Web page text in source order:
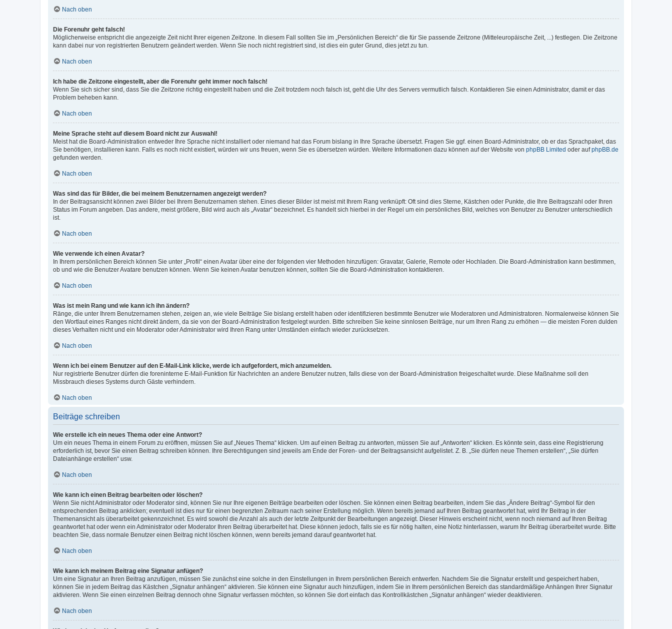
Nach oben
Die Forenuhr geht falsch!
Möglicherweise entspricht die angezeigte Zeit nicht Ihrer eigenen Zeitzone. In diesem Fall sollten Sie im „Persönlichen Bereich“ die für Sie passende Zeitzone (Mitteleuropäische Zeit, ...) festlegen. Die Zeitzone
kann dabei nur von registrierten Benutzern geändert werden. Wenn Sie noch nicht registriert sind, ist dies ein guter Grund, dies jetzt zu tun.
Nach oben
Ich habe die Zeitzone eingestellt, aber die Forenuhr geht immer noch falsch!
Wenn Sie sich sicher sind, dass Sie die Zeitzone richtig eingestellt haben und die Zeit trotzdem noch falsch ist, geht die Uhr des Servers vermutlich falsch. Kontaktieren Sie einen Administrator, damit er das
Problem beheben kann.
Nach oben
Meine Sprache steht auf diesem Board nicht zur Auswahl!
Meist hat die Board-Administration entweder Ihre Sprache nicht installiert oder niemand hat das Forum bislang in Ihre Sprache übersetzt. Fragen Sie ggf. einen Board-Administrator, ob er das Sprachpaket, das
Sie benötigen, installieren kann. Falls es noch nicht existiert, würden wir uns freuen, wenn Sie es übersetzen würden. Weitere Informationen dazu können auf der Website von phpBB Limited oder aufphpBB.de
gefunden werden.
Nach oben
Was sind das für Bilder, die bei meinem Benutzernamen angezeigt werden?
In der Beitragsansicht können zwei Bilder bei Ihrem Benutzernamen stehen. Eines dieser Bilder ist meist mit Ihrem Rang verknüpft: Oft sind dies Sterne, Kästchen oder Punkte, die Ihre Beitragszahl oder Ihren
Status im Forum angeben. Das andere, meist größere, Bild wird auch als „Avatar“ bezeichnet. Es handelt sich hierbei in der Regel um ein persönliches Bild, welches von Benutzer zu Benutzer unterschiedlich
ist.
Nach oben
Wie verwende ich einen Avatar?
In Ihrem persönlichen Bereich können Sie unter „Profil“ einen Avatar über eine der folgenden vier Methoden hinzufügen: Gravatar, Galerie, Remote oder Hochladen. Die Board-Administration kann bestimmen,
ob und wie die Benutzer Avatare benutzen können. Wenn Sie keinen Avatar benutzen können, sollten Sie die Board-Administration kontaktieren.
Nach oben
Was ist mein Rang und wie kann ich ihn ändern?
Ränge, die unter Ihrem Benutzernamen stehen, zeigen an, wie viele Beiträge Sie bislang erstellt haben oder identifizieren bestimmte Benutzer wie Moderatoren und Administratoren. Normalerweise können Sie
den Wortlaut eines Ranges nicht direkt ändern, da sie von der Board-Administration festgelegt wurden. Bitte schreiben Sie keine sinnlosen Beiträge, nur um Ihren Rang zu erhöhen — die meisten Foren dulden
dieses Verhalten nicht und ein Moderator oder Administrator wird Ihren Rang unter Umständen einfach wieder zurücksetzen.
Nach oben
Wenn ich bei einem Benutzer auf den E-Mail-Link klicke, werde ich aufgefordert, mich anzumelden.
Nur registrierte Benutzer dürfen die foreninterne E-Mail-Funktion für Nachrichten an andere Benutzer nutzen, falls diese von der Board-Administration freigeschaltet wurde. Diese Maßnahme soll den
Missbrauch dieses Systems durch Gäste verhindern.
Nach oben
Beiträge schreiben
Wie erstelle ich ein neues Thema oder eine Antwort?
Um ein neues Thema in einem Forum zu eröffnen, müssen Sie auf „Neues Thema“ klicken. Um auf einen Beitrag zu antworten, müssen Sie auf „Antworten“ klicken. Es könnte sein, dass eine Registrierung
erforderlich ist, bevor Sie einen Beitrag schreiben können. Ihre Berechtigungen sind jeweils am Ende der Foren- und der Beitragsansicht aufgelistet. Z. B. „Sie dürfen neue Themen erstellen“, „Sie dürfen
Dateianhänge erstellen“ usw.
Nach oben
Wie kann ich einen Beitrag bearbeiten oder löschen?
Wenn Sie nicht Administrator oder Moderator sind, können Sie nur Ihre eigenen Beiträge bearbeiten oder löschen. Sie können einen Beitrag bearbeiten, indem Sie das „Ändere Beitrag“-Symbol für den
entsprechenden Beitrag anklicken; eventuell ist dies nur für einen begrenzten Zeitraum nach seiner Erstellung möglich. Wenn bereits jemand auf Ihren Beitrag geantwortet hat, wird Ihr Beitrag in der
Themenansicht als überarbeitet gekennzeichnet. Es wird sowohl die Anzahl als auch der letzte Zeitpunkt der Bearbeitungen angezeigt. Dieser Hinweis erscheint nicht, wenn noch niemand auf Ihren Beitrag
geantwortet hat oder wenn ein Administrator oder Moderator Ihren Beitrag überarbeitet hat. Diese können jedoch, falls sie es für nötig halten, eine Notiz hinterlassen, warum Ihr Beitrag überarbeitet wurde. Bitte
beachten Sie, dass normale Benutzer einen Beitrag nicht löschen können, wenn bereits jemand darauf geantwortet hat.
Nach oben
Wie kann ich meinem Beitrag eine Signatur anfügen?
Um eine Signatur an Ihren Beitrag anzufügen, müssen Sie zunächst eine solche in den Einstellungen in Ihrem persönlichen Bereich entwerfen. Nachdem Sie die Signatur erstellt und gespeichert haben,
können Sie in jedem Beitrag das Kästchen „Signatur anhängen“ aktivieren. Sie können eine Signatur auch hinzufügen, indem Sie in Ihrem persönlichen Bereich das standardmäßige Anhängen Ihrer Signatur
aktivieren. Wenn Sie einen einzelnen Beitrag dennoch ohne Signatur verfassen möchten, so können Sie dort einfach das Kontrollkästchen „Signatur anhängen“ wieder deaktivieren.
Nach oben